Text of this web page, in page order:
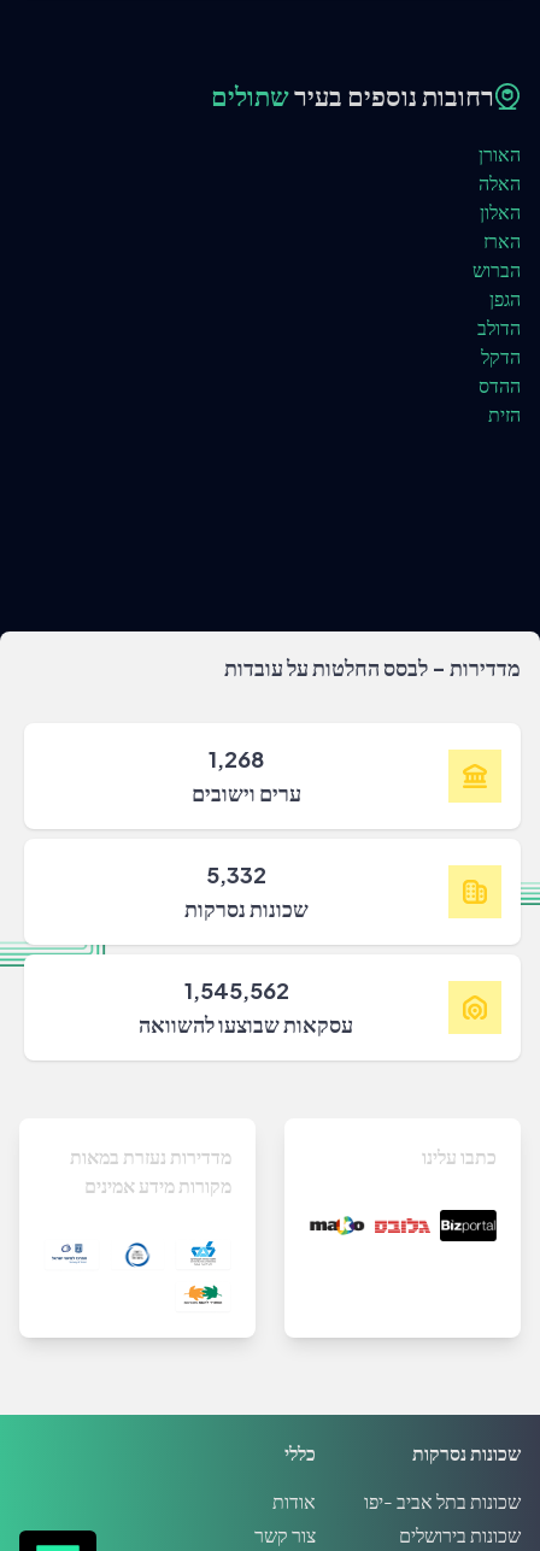
רחובות נוספים בעירשתולים
האורן
האלה
האלון
הארז
הברוש
הגפן
הדולב
הדקל
ההדס
הזית
מדדירות - לבסס החלטות על עובדות
1,268
ערים וישובים
5,332
שכונות נסרקות
1,545,562
עסקאות שבוצעו להשוואה
מדדירות נעזרת במאות
מקורות מידע אמינים
כתבו עלינו
כללי
אודות
צור קשר
שכונות נסרקות
שכונות בתל אביב -יפו
שכונות בירושלים